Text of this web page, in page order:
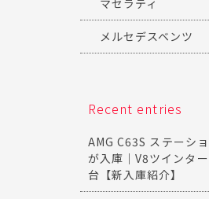
マセラティ
メルセデスベンツ
Recent entries
AMG C63S ステーシ
が入庫｜V8ツインタ
台【新入庫紹介】